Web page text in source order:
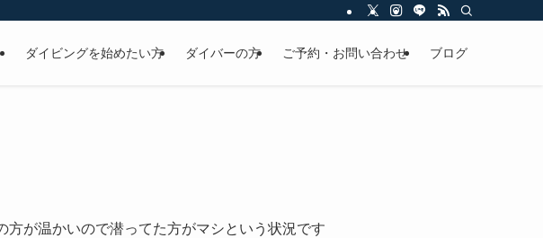
ダイビングを始めたい方 ダイバーの方 ご予約・お問い合わせ ブログ
が温かいので潜ってた方がマシという状況です